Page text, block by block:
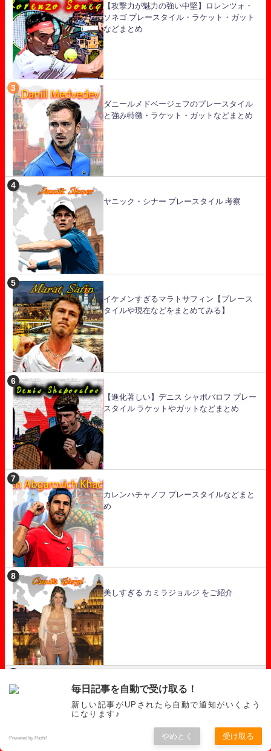
【攻撃力が魅力の強い中堅】ロレンツォ・
ソネゴ プレースタイル・ラケット・ガット
などまとめ
ダニールメドベージェフのプレースタイル
と強み特徴・ラケット・ガットなどまとめ
ヤニック・シナー プレースタイル 考察
イケメンすぎるマラトサフィン【プレース
タイルや現在などをまとめてみる】
【進化著しい】デニス シャポバロフ プレー
スタイル ラケットやガットなどまとめ
カレンハチャノフ プレースタイルなどまと
め
美しすぎる カミラジョルジ をご紹介
【今時珍しい技巧派テニス】バルボラ・ク
レイチコバ プレースタイルやラケット・ガ
ットなどをまとめる
毎日記事を自動で受け取る！
新しい記事がUPされたら自動で通知がいくよう
になります♪
Powered by Push7 やめとく 受け取る